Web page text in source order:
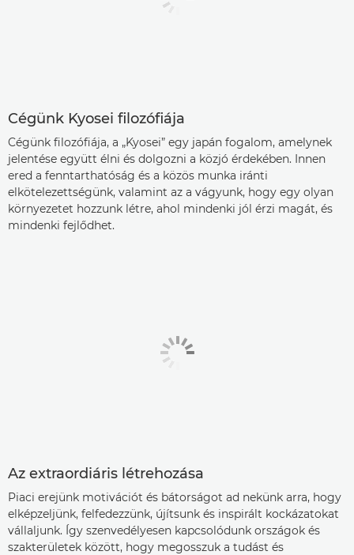
Cégünk Kyosei filozófiája
Cégünk filozófiája, a „Kyosei” egy japán fogalom, amelynek
jelentése együtt élni és dolgozni a közjó érdekében. Innen
ered a fenntarthatóság és a közös munka iránti
elkötelezettségünk, valamint az a vágyunk, hogy egy olyan
környezetet hozzunk létre, ahol mindenki jól érzi magát, és
mindenki fejlődhet.
Az extraordiáris létrehozása
Piaci erejünk motivációt és bátorságot ad nekünk arra, hogy
elképzeljünk, felfedezzünk, újítsunk és inspirált kockázatokat
vállaljunk. Így szenvedélyesen kapcsolódunk országok és
szakterületek között, hogy megosszuk a tudást és